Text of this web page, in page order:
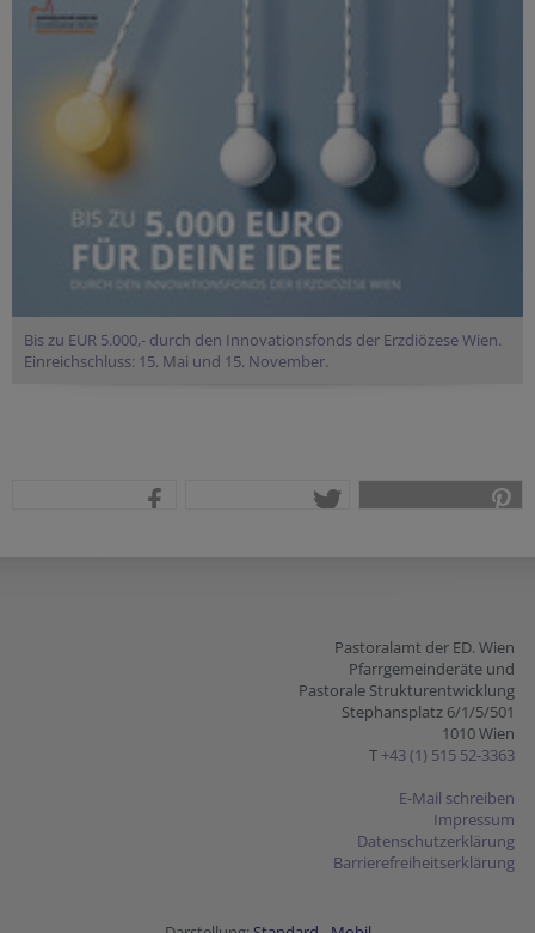
Bis zu EUR 5.000,- durch den Innovationsfonds der Erzdiözese Wien.
Einreichschluss: 15. Mai und 15. November.
Pastoralamt der ED. Wien
Pfarrgemeinderäte und
Pastorale Strukturentwicklung
Stephansplatz 6/1/5/501
1010 Wien
T +43 (1) 515 52-3363
E-Mail schreiben
Impressum
Datenschutzerklärung
Barrierefreiheitserklärung